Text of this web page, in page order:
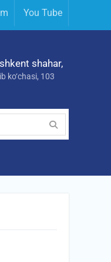
You Tube
shahar,
ko‘chasi, 103